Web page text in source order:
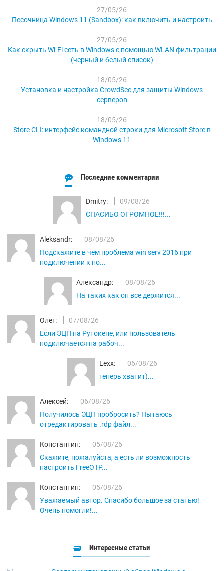
27/05/26
Песочница Windows 11 (Sandbox): как включить и настроить
27/05/26
Как скрыть Wi-Fi сеть в Windows с помощью WLAN фильтрации
(черный и белый список)
18/05/26
Установка и настройка CrowdSec для защиты Windows
серверов
18/05/26
Store CLI: интерфейс командной строки для Microsoft Store в
Windows 11
Последние комментарии
Dmitry:
09/08/26
СПАСИБО ОГРОМНОЕ!!!...
Aleksandr:
08/08/26
Подскажите в чем проблема win serv 2016 при
подключении к по...
Александр:
08/08/26
На таких как он все держится...
Олег:
07/08/26
Если ЭЦП на Рутокене, или пользователь
подключается на рабоч...
Lexx:
06/08/26
теперь хватит)...
Алексей:
06/08/26
Получилось ЭЦП пробросить? Пытаюсь
отредактировать .rdp файл...
Константин:
05/08/26
Скажите, пожалуйста, а есть ли возможность
настроить FreeOTP...
Константин:
05/08/26
Уважаемый автор. Спасибо большое за статью!
Очень помогли!...
Интересные статьи